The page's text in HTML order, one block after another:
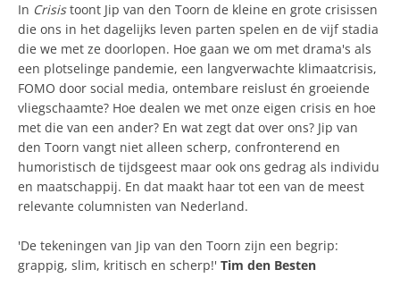
In Crisistoont Jip van den Toorn de kleine en grote crisissen
die ons in het dagelijks leven parten spelen en de vijf stadia
die we met ze doorlopen. Hoe gaan we om met drama's als
een plotselinge pandemie, een langverwachte klimaatcrisis,
FOMO door social media, ontembare reislust én groeiende
vliegschaamte? Hoe dealen we met onze eigen crisis en hoe
met die van een ander? En wat zegt dat over ons? Jip van
den Toorn vangt niet alleen scherp, confronterend en
humoristisch de tijdsgeest maar ook ons gedrag als individu
en maatschappij. En dat maakt haar tot een van de meest
relevante columnisten van Nederland.
'De tekeningen van Jip van den Toorn zijn een begrip:
grappig, slim, kritisch en scherp!' Tim den Besten